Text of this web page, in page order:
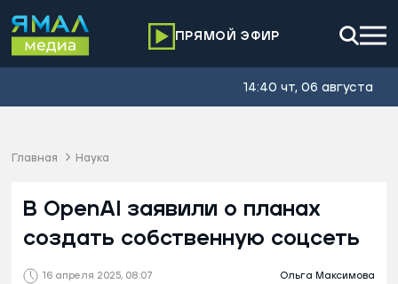
ПРЯМОЙ ЭФИР
14:40 чт, 06 августа
Главная Наука
16 апреля 2025, 08:07 Ольга Максимова
В OpenAI заявили о планах
создать собственную соцсеть